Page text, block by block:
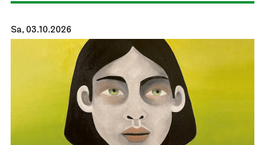
Sa, 03.10.2026